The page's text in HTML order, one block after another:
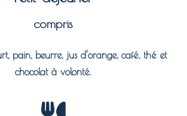
compris
pain, beurre, jus d’orange, café, thé et
chocolat à volonté.